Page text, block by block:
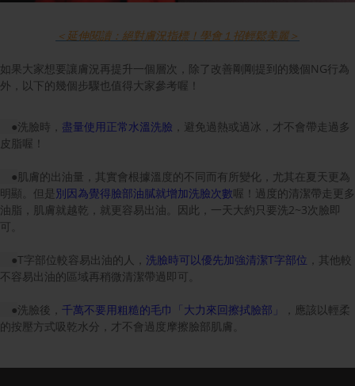
＜延伸閱讀：絕對膚況指標！學會１招輕鬆美麗＞
如果大家想要讓膚況再提升一個層次，除了改善剛剛提到的幾個NG行為
外，以下的幾個步驟也值得大家參考喔！
●洗臉時， 盡量使用正常水溫洗臉 ，避免過熱或過冰，才不會帶走過多
皮脂喔！
●肌膚的出油量，其實會根據溫度的不同而有所變化，尤其在夏天更為
明顯。但是 別因為覺得臉部油膩就增加洗臉次數喔！過度的清潔帶走更多
油脂，肌膚就越乾，就更容易出油。因此，一天大約只要洗2~3次臉即
可。
●T字部位較容易出油的人， 洗臉時可以優先加強清潔T字部位 ，其他較
不容易出油的區域再稍微清潔帶過即可。
●洗臉後， 千萬不要用粗糙的毛巾「大力來回擦拭臉部」
，應該以輕柔
的按壓方式吸乾水分，才不會過度摩擦臉部肌膚。